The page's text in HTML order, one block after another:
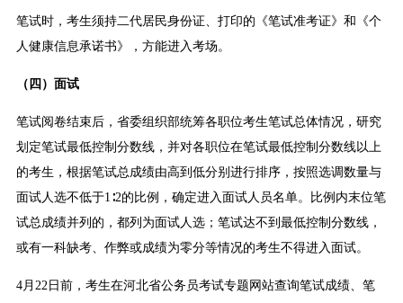
笔试时，考生须持二代居民身份证、打印的《笔试准考证》和《个
人健康信息承诺书》，方能进入考场。
（四）面试
笔试阅卷结束后，省委组织部统筹各职位考生笔试总体情况，研究
划定笔试最低控制分数线，并对各职位在笔试最低控制分数线以上
的考生，根据笔试总成绩由高到低分别进行排序，按照选调数量与
面试人选不低于1∶2的比例，确定进入面试人员名单。比例内末位笔
试总成绩并列的，都列为面试人选；笔试达不到最低控制分数线，
或有一科缺考、作弊或成绩为零分等情况的考生不得进入面试。
4月22日前，考生在河北省公务员考试专题网站查询笔试成绩、笔